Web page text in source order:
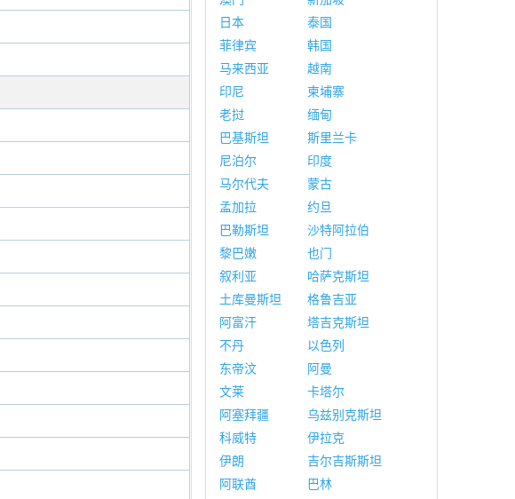
日本
泰国
菲律宾
韩国
马来西亚
越南
印尼
柬埔寨
老挝
缅甸
巴基斯坦
斯里兰卡
尼泊尔
印度
马尔代夫
蒙古
孟加拉
约旦
巴勒斯坦
沙特阿拉伯
黎巴嫩
也门
叙利亚
哈萨克斯坦
土库曼斯坦
格鲁吉亚
阿富汗
塔吉克斯坦
不丹
以色列
东帝汶
阿曼
文莱
卡塔尔
阿塞拜疆
乌兹别克斯坦
科威特
伊拉克
伊朗
吉尔吉斯斯坦
阿联酋
巴林